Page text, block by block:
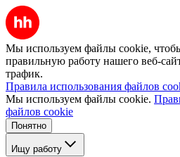
Мы используем файлы cookie,
правильную работу нашего веб-
трафик.
Правила использования файлов
Мы используем файлы cookie.
файлов cookie
Понятно
Ищу работу